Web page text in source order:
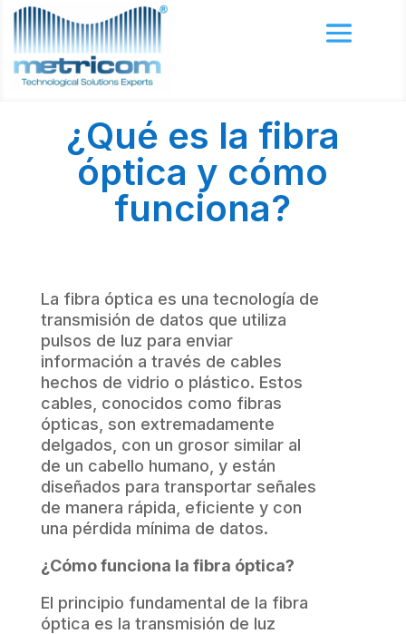
¿Qué es la fibra
óptica y cómo
funciona?
La fibra óptica es una tecnología de
transmisión de datos que utiliza
pulsos de luz para enviar
información a través de cables
hechos de vidrio o plástico. Estos
cables, conocidos como fibras
ópticas, son extremadamente
delgados, con un grosor similar al
de un cabello humano, y están
diseñados para transportar señales
de manera rápida, eficiente y con
una pérdida mínima de datos.
¿Cómo funciona la fibra óptica?
El principio fundamental de la fibra
óptica es la transmisión de luz